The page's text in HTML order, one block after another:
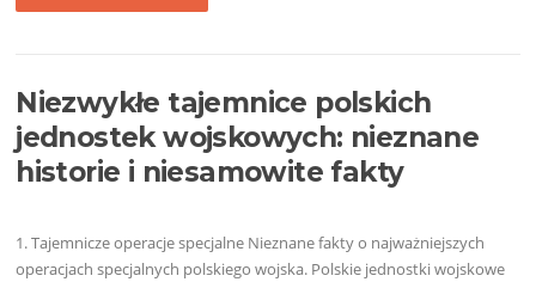
Niezwykłe tajemnice polskich
jednostek wojskowych: nieznane
historie i niesamowite fakty
1. Tajemnicze operacje specjalne Nieznane fakty o najważniejszych
operacjach specjalnych polskiego wojska. Polskie jednostki wojskowe